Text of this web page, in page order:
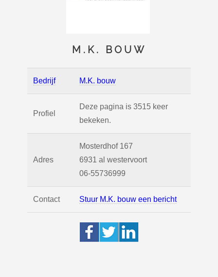
M.K. BOUW
Bedrijf M.K. bouw
Profiel
Deze pagina is 3515 keer
bekeken.
Adres
Mosterdhof 167
6931 al westervoort
06-55736999
Contact Stuur M.K. bouw een bericht